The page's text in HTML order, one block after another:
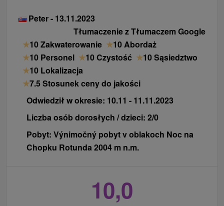
Peter - 13.11.2023
Tłumaczenie z Tłumaczem Google
★10 Zakwaterowanie ★10 Abordaż
★10 Personel ★10 Czystość ★10 Sąsiedztwo
★10 Lokalizacja
★7.5 Stosunek ceny do jakości
Odwiedził w okresie: 10.11 - 11.11.2023
Liczba osób dorosłych / dzieci: 2/0
Pobyt: Výnimočný pobyt v oblakoch Noc na
Chopku Rotunda 2004 m n.m.
10,0